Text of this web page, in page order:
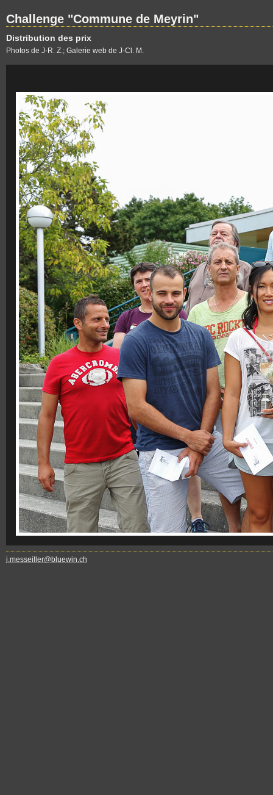
Challenge "Commune de Meyrin"
Distribution des prix
Photos de J-R. Z.; Galerie web de J-Cl. M.
j.messeiller@bluewin.ch